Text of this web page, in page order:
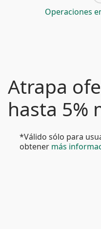
Operaciones
Atrapa
hasta 5%
*Válido sólo para
obtener más